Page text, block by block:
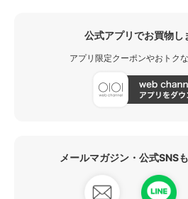
公式アプリでお買物し
アプリ限定クーポンやおトク
メールマガジン・公式SNS